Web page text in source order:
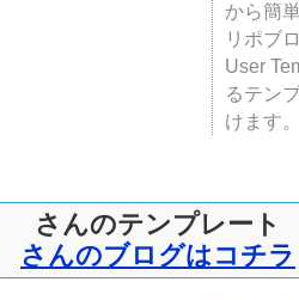
から簡
リポブ
User
るテン
けます
さんのテンプレート
さんのブログはコチラ